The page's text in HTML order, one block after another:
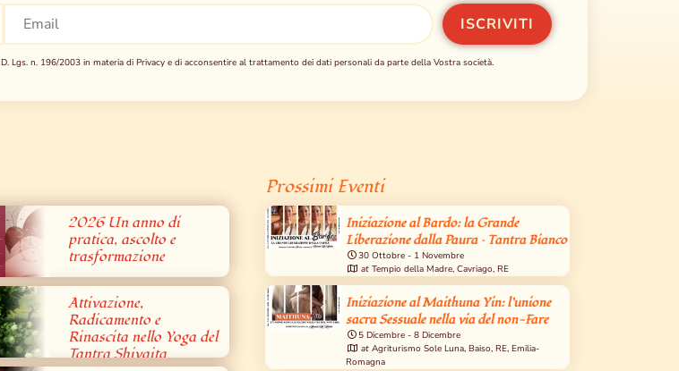
Lgs. n. 196/2003 in materia di Privacy e di acconsentire al trattamento dei dati personali da parte della Vostra società.
2026 Un anno di
pratica, ascolto e
trasformazione
Attivazione,
Radicamento e
Rinascita nello Yoga del
Tantra Shivaita
Prossimi Eventi
Iniziazione al Bardo: la Grande
Liberazione dalla Paura – Tantra Bianco
30 Ottobre- 1 Novembre
at Tempio della Madre, Cavriago, RE
Iniziazione al Maithuna Yin: l’unione
sacra Sessuale nella via del non-Fare
5 Dicembre- 8 Dicembre
at Agriturismo Sole Luna, Baiso, RE, Emilia-
Romagna